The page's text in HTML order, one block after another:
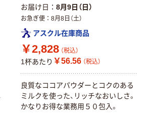
お届け日
8月9日（日）
お急ぎ便 8月8日（土）
アスクル在庫商品
￥2,828 （税込）
1杯あたり ￥56.56 （税込）
良質なココアパウダーとコクのある
ミルクを使った、リッチなおいしさ。
かなりお得な業務用５０包入。